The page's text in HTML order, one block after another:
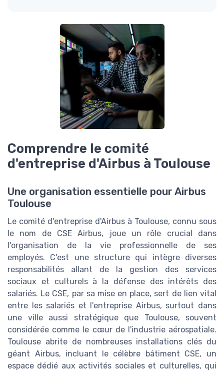
Comprendre le comité
d'entreprise d'Airbus à Toulouse
Une organisation essentielle pour Airbus
Toulouse
Le comité d'entreprise d'Airbus à Toulouse, connu sous
le nom de CSE Airbus, joue un rôle crucial dans
l'organisation de la vie professionnelle de ses
employés. C'est une structure qui intègre diverses
responsabilités allant de la gestion des services
sociaux et culturels à la défense des intérêts des
salariés. Le CSE, par sa mise en place, sert de lien vital
entre les salariés et l'entreprise Airbus, surtout dans
une ville aussi stratégique que Toulouse, souvent
considérée comme le cœur de l'industrie aérospatiale.
Toulouse abrite de nombreuses installations clés du
géant Airbus, incluant le célèbre bâtiment CSE, un
espace dédié aux activités sociales et culturelles, qui